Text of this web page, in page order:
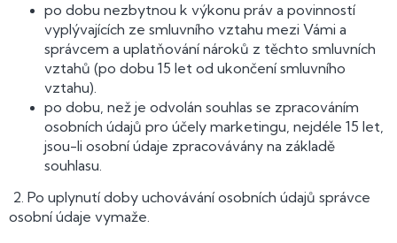
po dobu nezbytnou k výkonu práv a povinností
vyplývajících ze smluvního vztahu mezi Vámi a
správcem a uplatňování nároků z těchto smluvních
vztahů (po dobu 15 let od ukončení smluvního
vztahu).
po dobu, než je odvolán souhlas se zpracováním
osobních údajů pro účely marketingu, nejdéle 15 let,
jsou-li osobní údaje zpracovávány na základě
souhlasu.
2. Po uplynutí doby uchovávání osobních údajů správce
osobní údaje vymaže.